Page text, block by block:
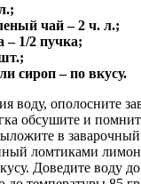
чай – 2 ч. л.;
1/2 пучка;
сироп – по вкусу.
воду, ополосните
обсушите и
в
ломтиками
Доведите воду